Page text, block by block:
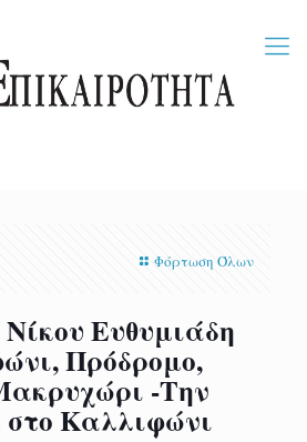
Φόρτωση Όλων
Ευθυμιάδη
Πρόδρομο,
-Την
Καλλιφώνι